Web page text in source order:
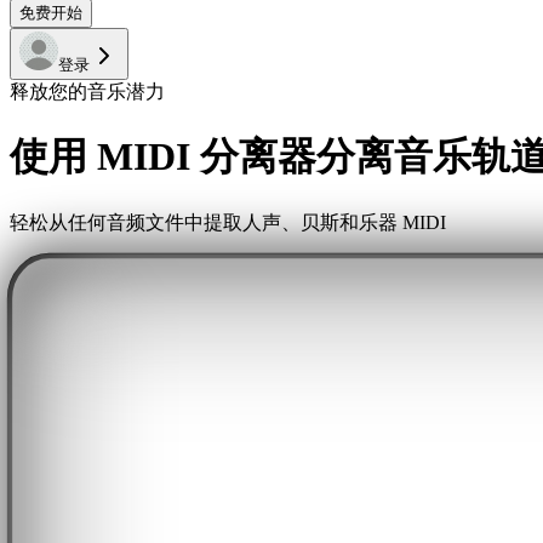
免费开始
登录
释放您的音乐潜力
使用 MIDI 分离器分离音乐轨
轻松从任何音频文件中提取人声、贝斯和乐器 MIDI